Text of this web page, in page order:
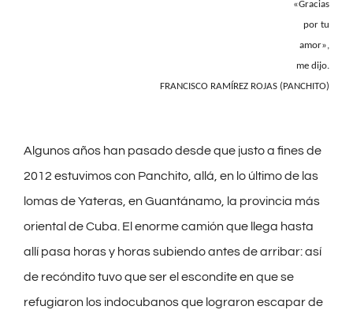
«Gracias
por tu
amor»,
me dijo.
FRANCISCO RAMÍREZ ROJAS (PANCHITO)
Algunos años han pasado desde que justo a fines de
2012 estuvimos con Panchito, allá, en lo último de las
lomas de Yateras, en Guantánamo, la provincia más
oriental de Cuba. El enorme camión que llega hasta
allí pasa horas y horas subiendo antes de arribar: así
de recóndito tuvo que ser el escondite en que se
refugiaron los indocubanos que lograron escapar de